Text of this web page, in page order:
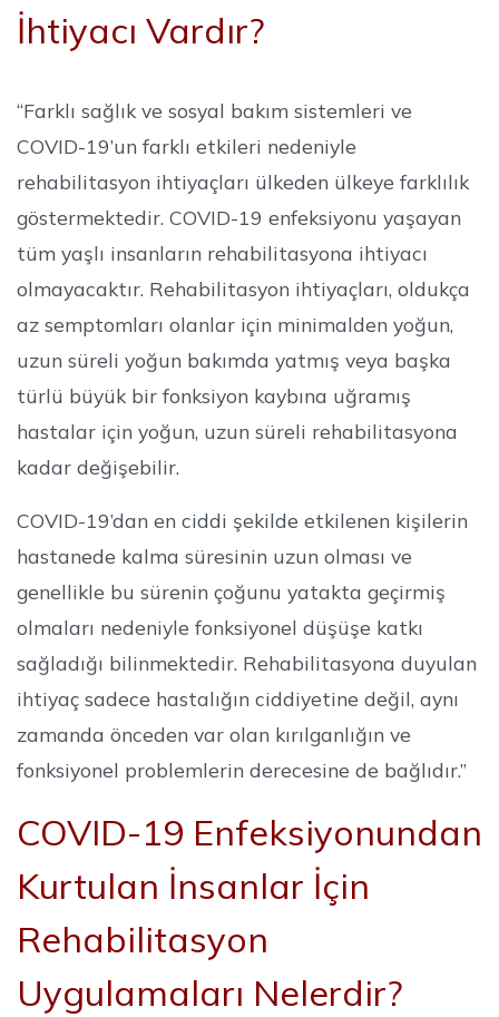
İhtiyacı Vardır?
“Farklı sağlık ve sosyal bakım sistemleri ve
COVID-19’un farklı etkileri nedeniyle
rehabilitasyon ihtiyaçları ülkeden ülkeye farklılık
göstermektedir. COVID-19 enfeksiyonu yaşayan
tüm yaşlı insanların rehabilitasyona ihtiyacı
olmayacaktır. Rehabilitasyon ihtiyaçları, oldukça
az semptomları olanlar için minimalden yoğun,
uzun süreli yoğun bakımda yatmış veya başka
türlü büyük bir fonksiyon kaybına uğramış
hastalar için yoğun, uzun süreli rehabilitasyona
kadar değişebilir.
COVID-19’dan en ciddi şekilde etkilenen kişilerin
hastanede kalma süresinin uzun olması ve
genellikle bu sürenin çoğunu yatakta geçirmiş
olmaları nedeniyle fonksiyonel düşüşe katkı
sağladığı bilinmektedir. Rehabilitasyona duyulan
ihtiyaç sadece hastalığın ciddiyetine değil, aynı
zamanda önceden var olan kırılganlığın ve
fonksiyonel problemlerin derecesine de bağlıdır.”
COVID-19 Enfeksiyonundan
Kurtulan İnsanlar İçin
Rehabilitasyon
Uygulamaları Nelerdir?